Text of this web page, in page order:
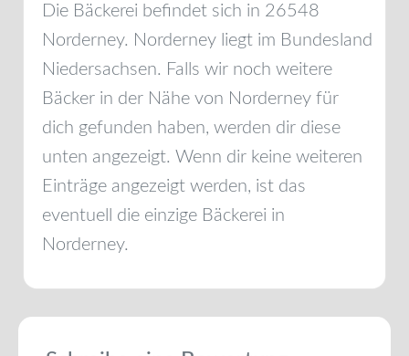
Die Bäckerei befindet sich in 26548
Norderney. Norderney liegt im Bundesland
Niedersachsen. Falls wir noch weitere
Bäcker in der Nähe von Norderney für
dich gefunden haben, werden dir diese
unten angezeigt. Wenn dir keine weiteren
Einträge angezeigt werden, ist das
eventuell die einzige Bäckerei in
Norderney.